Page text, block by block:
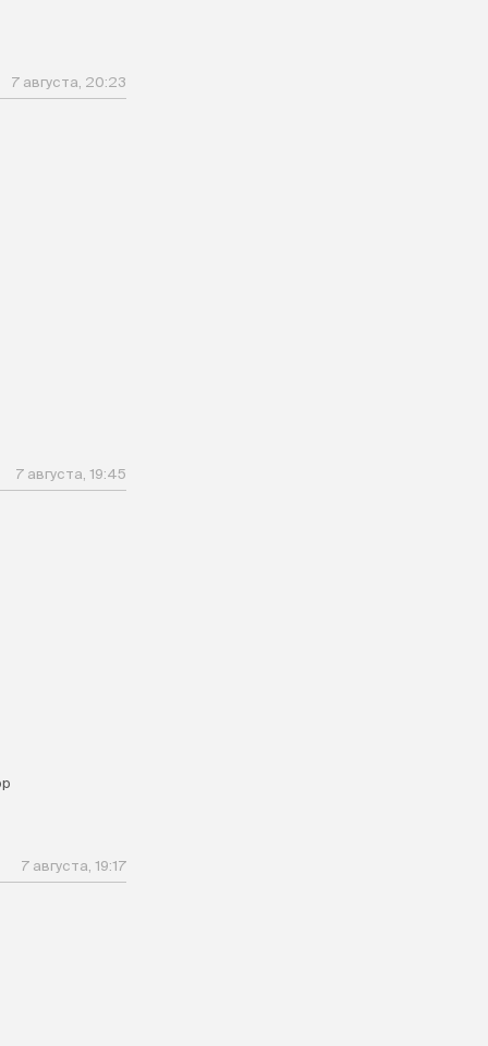
7 августа, 20:23
7 августа, 19:45
7 августа, 19:17